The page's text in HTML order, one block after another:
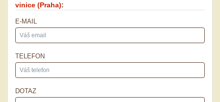
vinice (Praha):
E-MAIL
TELEFON
DOTAZ